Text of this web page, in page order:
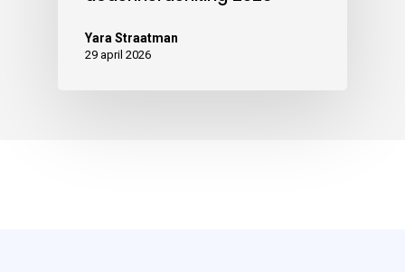
Yara Straatman
29 april 2026